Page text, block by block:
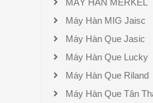
MÁY HÀN MERKEL
Máy Hàn MIG Jaisc
Máy Hàn Que Jasic
Máy Hàn Que Lucky
Máy Hàn Que Riland
Máy Hàn Que Tân